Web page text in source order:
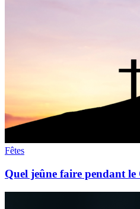
Fêtes
Quel jeûne faire pendant le